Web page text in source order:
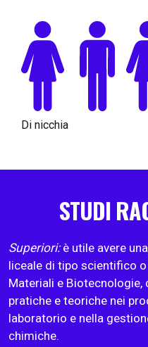
Di nicchia
STUDI
Superiori:è utile avere
liceale di tipo scientifico
Materiali e
pratiche e teoriche nei
laboratorio e nella
chimiche.